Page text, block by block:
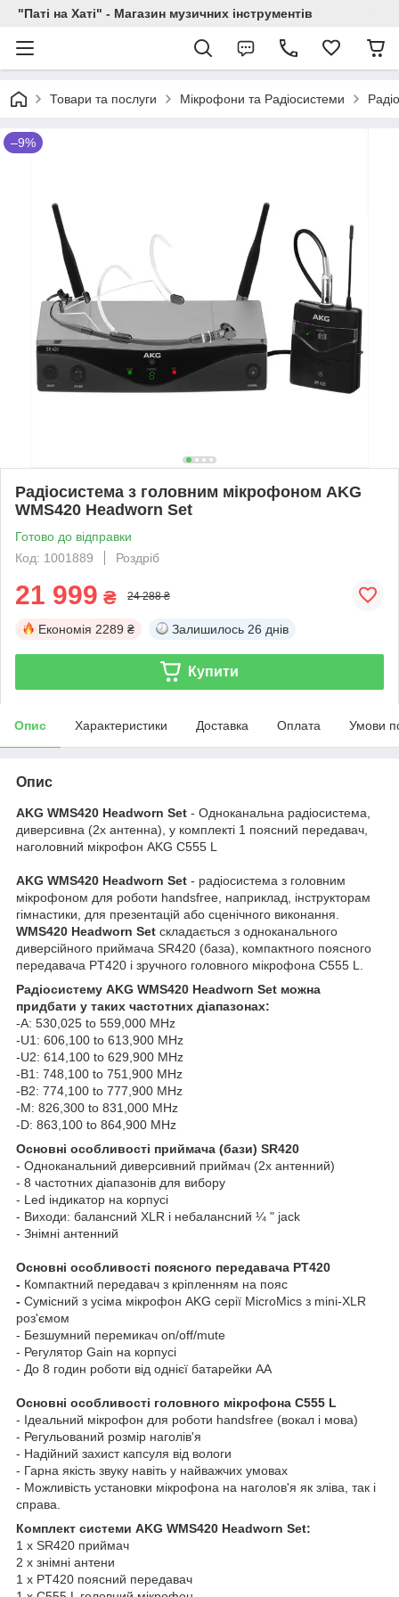
"Паті на Хаті" - Магазин музичних інструментів
Товари та послуги Мікрофони та Радіосистеми
–9%
Радіосистема з головним мікрофоном AKG
WMS420 Headworn Set
Готово до відправки
Код: 1001889
Роздріб
21 999 ₴ 24 288 ₴
Економія 2289 ₴ Залишилось 26 днів
Купити
Опис Характеристики Доставка Оплата Умови
Опис
AKG WMS420 Headworn Set - Одноканальна радіосистема,
диверсивна (2х антенна), у комплекті 1 поясний передавач,
наголовний мікрофон AKG C555 L
AKG WMS420 Headworn Set - радіосистема з головним
мікрофоном для роботи handsfree, наприклад, інструкторам
гімнастики, для презентацій або сценічного виконання.
WMS420 Headworn Set складається з одноканального
диверсійного приймача SR420 (база), компактного поясного
передавача PT420 і зручного головного мікрофона C555 L.
Радіосистему AKG WMS420 Headworn Set можна
придбати у таких частотних діапазонах:
-A: 530,025 to 559,000 MHz
-U1: 606,100 to 613,900 MHz
-U2: 614,100 to 629,900 MHz
-B1: 748,100 to 751,900 MHz
-B2: 774,100 to 777,900 MHz
-M: 826,300 to 831,000 MHz
-D: 863,100 to 864,900 MHz
Основні особливості приймача (бази) SR420
- Одноканальний диверсивний приймач (2х антенний)
- 8 частотних діапазонів для вибору
- Led індикатор на корпусі
- Виходи: балансний XLR і небалансний ¼ " jack
- Знімні антенний
Основні особливості поясного передавача PT420
- Компактний передавач з кріпленням на пояс
- Сумісний з усіма мікрофон AKG серії MicroMics з mini-XLR
роз'ємом
- Безшумний перемикач on/off/mute
- Регулятор Gain на корпусі
- До 8 годин роботи від однієї батарейки AA
Основні особливості головного мікрофона C555 L
- Ідеальний мікрофон для роботи handsfree (вокал і мова)
- Регульований розмір наголів'я
- Надійний захист капсуля від вологи
- Гарна якість звуку навіть у найважчих умовах
- Можливість установки мікрофона на наголов'я як зліва, так і
справа.
Комплект системи AKG WMS420 Headworn Set:
1 x SR420 приймач
2 х знімні антени
1 x PT420 поясний передавач